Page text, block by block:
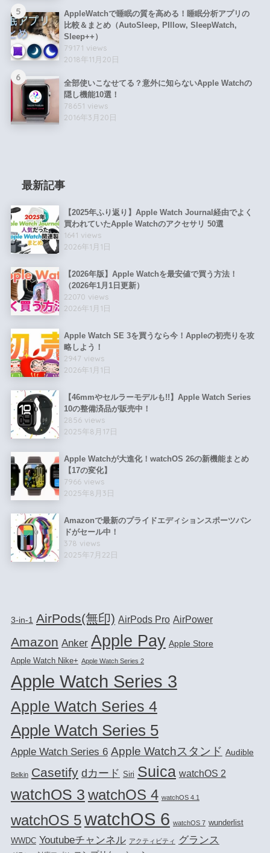
5
AppleWatchで睡眠の質を高める！睡眠分析アプリの
比較＆まとめ（AutoSleep, PIllow, SleepWatch,
Sleep++）
79171 views
2018年11月20日
6
全部使いこなせてる？意外に知らないApple Watchの
隠し機能10選！
78651 views
2016年3月20日
最新記事
【2025年ふり返り】Apple Watch Journal経由でよく
買われていたApple Watchのアクセサリ 50選
1641 views
2026年1月1日
【2026年版】Apple Watchを最安値で買う方法！
（2026年1月1日更新）
22070 views
2026年1月1日
Apple Watch SE 3を買うなら今！Appleの初売りを攻
略しよう！
2947 views
2026年1月1日
【46mmやセルラーモデルも!!】Apple Watch Series
10の整備済品が販売中！
2856 views
2025年8月17日
Apple Watchが大進化！watchOS 26の新機能まとめ
【17の変化】
7966 views
2025年8月3日
Amazonで最新のプライドエディションスポーツバン
ドがセール中！
378 views
2025年7月22日
3-in-1 AirPods(無印) AirPods Pro AirPower
Amazon Anker Apple Pay Apple Store
Apple Watch Nike+ Apple Watch Series 2
Apple Watch Series 3
Apple Watch Series 4
Apple Watch Series 5
Apple Watch Series 6 Apple Watchスタンド Audible
Belkin Casetify dカード Siri Suica watchOS 2
watchOS 3 watchOS 4 watchOS 4.1
watchOS 5watchOS 6 watchOS 7 wunderlist
WWDC Youtubeチャンネル アクティビティ グランス